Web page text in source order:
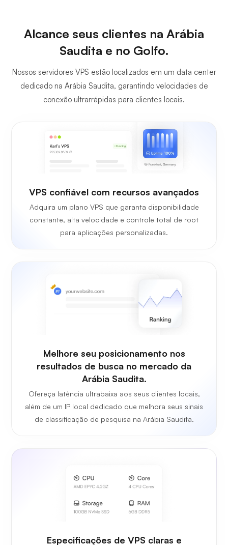
Alcance seus clientes na Arábia
Saudita e no Golfo.
Nossos servidores VPS estão localizados em um data center
dedicado na Arábia Saudita, garantindo velocidades de
conexão ultrarrápidas para clientes locais.
VPS confiável com recursos avançados
Adquira um plano VPS que garanta disponibilidade
constante, alta velocidade e controle total de root
para aplicações personalizadas.
Melhore seu posicionamento nos
resultados de busca no mercado da
Arábia Saudita.
Ofereça latência ultrabaixa aos seus clientes locais,
além de um IP local dedicado que melhora seus sinais
de classificação de pesquisa na Arábia Saudita.
Especificações de VPS claras e